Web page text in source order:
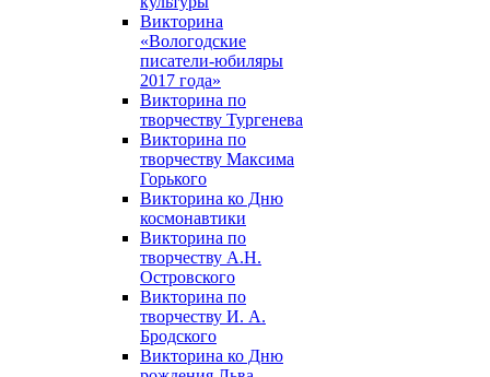
Викторина
«Вологодские
писатели-юбиляры
2017 года»
Викторина по
творчеству Тургенева
Викторина по
творчеству Максима
Горького
Викторина ко Дню
космонавтики
Викторина по
творчеству А.Н.
Островского
Викторина по
творчеству И. А.
Бродского
Викторина ко Дню